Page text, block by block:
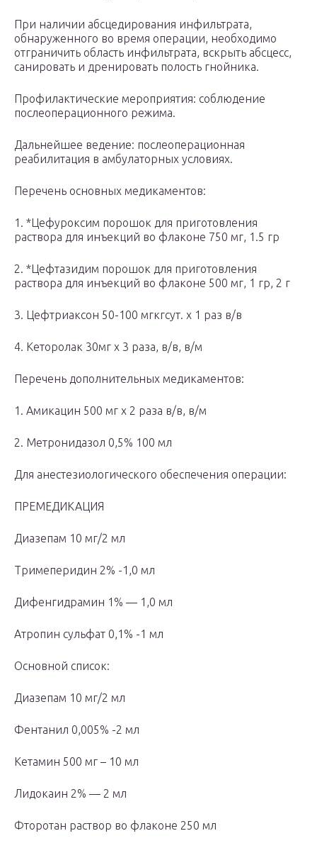
При наличии абсцедирования инфильтрата,
обнаруженного во время операции, необходимо
отграничить область инфильтрата, вскрыть абсцесс,
санировать и дренировать полость гнойника.
Профилактические мероприятия: соблюдение
послеоперационного режима.
Дальнейшее ведение: послеоперационная
реабилитация в амбулаторных условиях.
Перечень основных медикаментов:
1. *Цефуроксим порошок для приготовления
раствора для инъекций во флаконе 750 мг, 1.5 гр
2. *Цефтазидим порошок для приготовления
раствора для инъекций во флаконе 500 мг, 1 гр, 2 г
3. Цефтриаксон 50-100 мгкгсут. х 1 раз в/в
4. Кеторолак 30мг х 3 раза, в/в, в/м
Перечень дополнительных медикаментов:
1. Амикацин 500 мг х 2 раза в/в, в/м
2. Метронидазол 0,5% 100 мл
Для анестезиологического обеспечения операции:
ПРЕМЕДИКАЦИЯ
Диазепам 10 мг/2 мл
Тримеперидин 2% -1,0 мл
Дифенгидрамин 1% — 1,0 мл
Атропин сульфат 0,1% -1 мл
Основной список:
Диазепам 10 мг/2 мл
Фентанил 0,005% -2 мл
Кетамин 500 мг – 10 мл
Лидокаин 2% — 2 мл
Фторотан раствор во флаконе 250 мл